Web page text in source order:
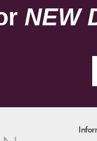
NEW